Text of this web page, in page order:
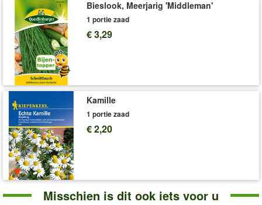
Bieslook, Meerjarig 'Middleman'
1 portie zaad
€ 3,29
Kamille
1 portie zaad
€ 2,20
Misschien is dit ook iets voor u